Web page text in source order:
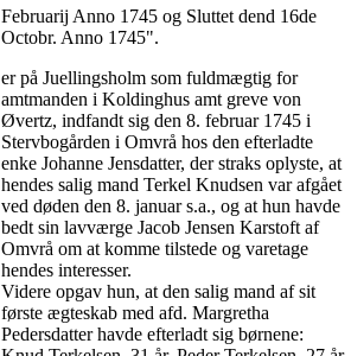
Februarij Anno 1745 og Sluttet dend 16de
Octobr. Anno 1745".
er på Juellingsholm som fuldmægtig for
amtmanden i Koldinghus amt greve von
Øvertz, indfandt sig den 8. februar 1745 i
Stervbogården i Omvrå hos den efterladte
enke Johanne Jensdatter, der straks oplyste, at
hendes salig mand Terkel Knudsen var afgået
ved døden den 8. januar s.a., og at hun havde
bedt sin lavværge Jacob Jensen Karstoft af
Omvrå om at komme tilstede og varetage
hendes interesser.
Videre opgav hun, at den salig mand af sit
første ægteskab med afd. Margretha
Pedersdatter havde efterladt sig børnene: